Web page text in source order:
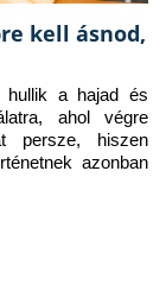
kell ásnod,
hullik a hajad és
ahol végre
persze, hiszen
azonban